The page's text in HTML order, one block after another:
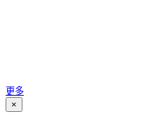
更多
×